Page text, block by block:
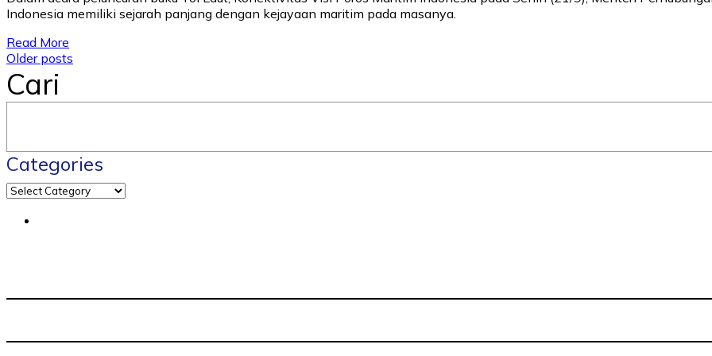
Indonesia memiliki sejarah panjang dengan kejayaan maritim pada masanya.
Read More
Posts
navigation
Older posts
Cari
Categories